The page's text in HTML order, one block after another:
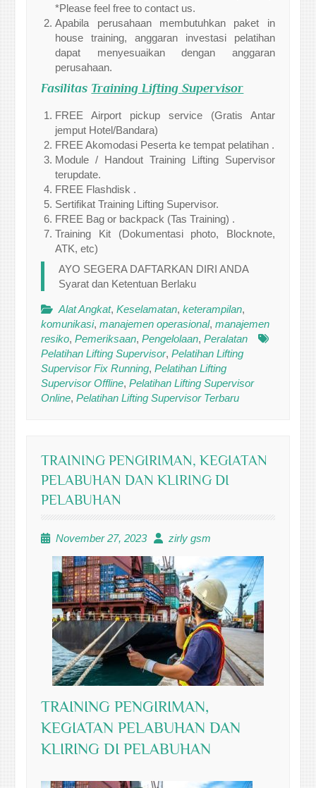
*Please feel free to contact us.
Apabila perusahaan membutuhkan paket in
house training, anggaran investasi pelatihan
dapat menyesuaikan dengan anggaran
perusahaan.
Fasilitas Training Lifting Supervisor
FREE Airport pickup service (Gratis Antar
jemput Hotel/Bandara)
FREE Akomodasi Peserta ke tempat pelatihan .
Module / Handout Training Lifting Supervisor
terupdate.
FREE Flashdisk .
Sertifikat Training Lifting Supervisor.
FREE Bag or backpack (Tas Training) .
Training Kit (Dokumentasi photo, Blocknote,
ATK, etc)
AYO SEGERA DAFTARKAN DIRI ANDA
Syarat dan Ketentuan Berlaku
Alat Angkat,Keselamatan,keterampilan,
komunikasi,manajemen operasional,manajemen
resiko,Pemeriksaan,Pengelolaan,Peralatan
Pelatihan Lifting Supervisor,Pelatihan Lifting
Supervisor Fix Running,Pelatihan Lifting
Supervisor Offline,Pelatihan Lifting Supervisor
Online,Pelatihan Lifting Supervisor Terbaru
TRAINING PENGIRIMAN, KEGIATAN
PELABUHAN DAN KLIRING DI
PELABUHAN
November 27, 2023 zirly gsm
TRAINING PENGIRIMAN,
KEGIATAN PELABUHAN DAN
KLIRING DI PELABUHAN